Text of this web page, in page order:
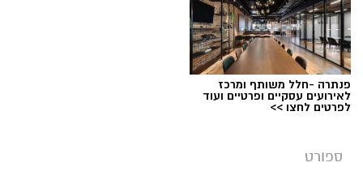
מערכת ירושלים נט / 11:30 06.07.26
פנתרה -חלל משותף ומרכז
לאירועים עסקיים ופרטיים ועוד
לפרטים לחצו >>
ספורט